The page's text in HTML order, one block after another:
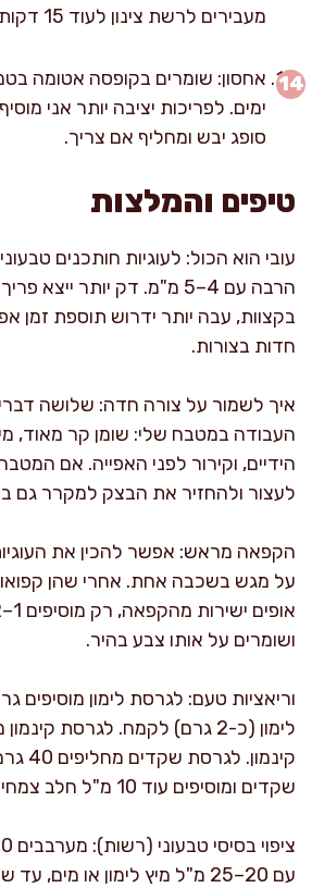
מעבירים לרשת צינון לעוד 15 דקות עד קירור מלא.
ימים. לפריכות יציבה יותר אני
סופג יבש ומחליף אם צריך.
טיפים והמלצות
עובי הוא הכול: לעוגיות חותכנים
הרבה עם 4–5 מ"מ. דק יותר
בקצוות, עבה יותר ידרוש תוספת זמן
חדות בצורות.
איך לשמור על צורה חדה: שלושה
העבודה במטבח שלי: שומן קר מאוד,
הידיים, וקירור לפני האפייה. אם
לעצור ולהחזיר את הבצק למקרר גם
הקפאה מראש: אפשר להכין את
על מגש בשכבה אחת. אחרי שהן
ושומרים על אותו צבע בהיר.
שקדים ומוסיפים עוד 10 מ"ל חלב צמחי אם צריך.
עם 20–25 מ"ל מיץ לימון או